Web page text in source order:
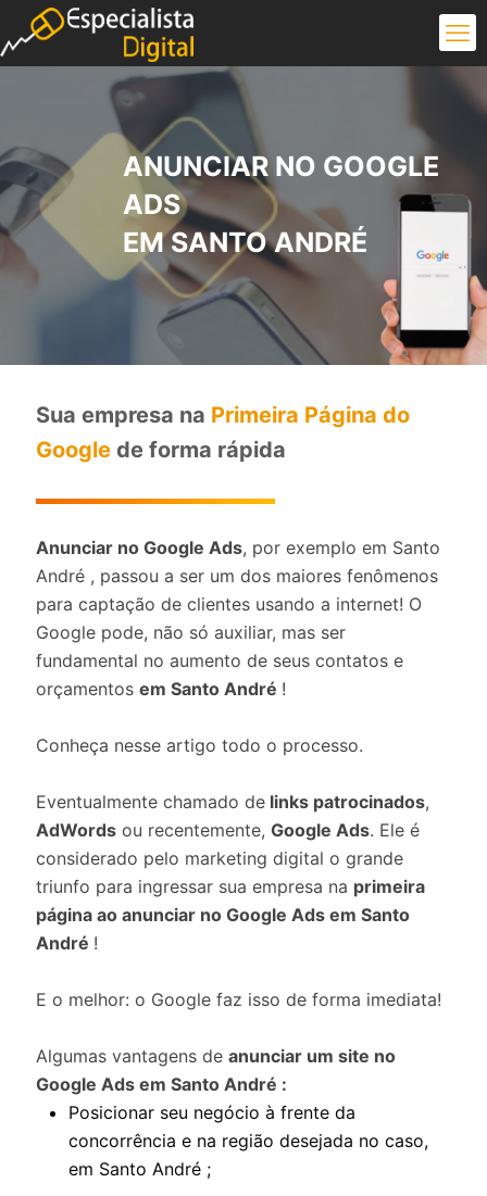
ANUNCIAR NO GOOGLE
ADS
EM SANTO ANDRÉ
Sua empresa na Primeira Página do
Google de forma rápida
Anunciar no Google Ads, por exemplo em Santo
André , passou a ser um dos maiores fenômenos
para captação de clientes usando a internet! O
Google pode, não só auxiliar, mas ser
fundamental no aumento de seus contatos e
orçamentos em Santo André !
Conheça nesse artigo todo o processo.
Eventualmente chamado de links patrocinados,
AdWords ou recentemente, Google Ads. Ele é
considerado pelo marketing digital o grande
triunfo para ingressar sua empresa na primeira
página ao anunciar no Google Ads em Santo
André !
E o melhor: o Google faz isso de forma imediata!
Algumas vantagens de anunciar um site no
Google Ads em Santo André :
Posicionar seu negócio à frente da
concorrência e na região desejada no caso,
em Santo André ;